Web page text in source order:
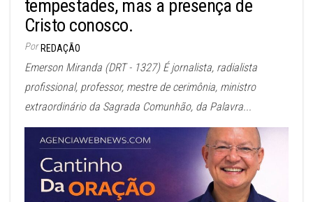
tempestades, mas a presença de
Cristo conosco.
Por REDAÇÃO
Emerson Miranda (DRT - 1327) É jornalista, radialista
profissional, professor, mestre de cerimônia, ministro
extraordinário da Sagrada Comunhão, da Palavra...